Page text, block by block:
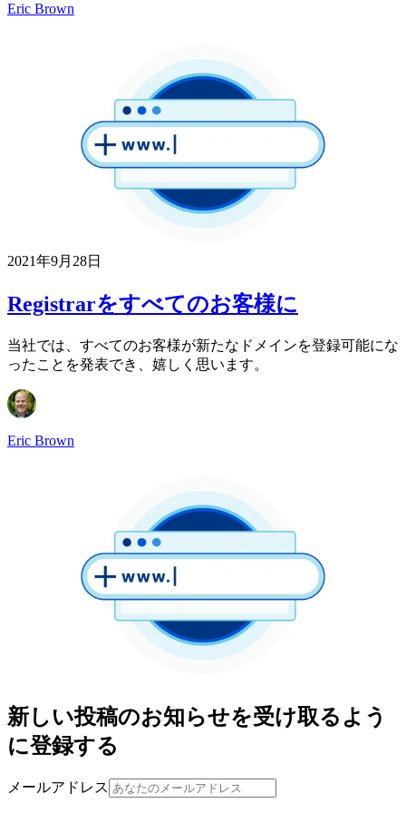
Eric Brown
2021年9月28日
Registrarをすべてのお客様に
当社では、すべてのお客様が新たなドメインを登録可能にな
ったことを発表でき、嬉しく思います。
Eric Brown
新しい投稿のお知らせを受け取るよう
に登録する
メールアドレス